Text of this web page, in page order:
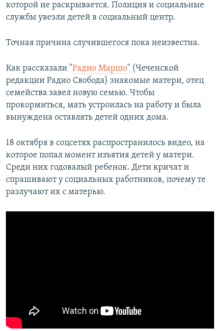
Все сайты РСЕ/РС
которой не раскрывается. Полиция и социальные
службы увезли детей в социальный центр.
Точная причина случившегося пока неизвестна.
Как рассказали "Радио Маршо" (Чеченской
редакции Радио Свобода) знакомые матери, отец
семейства завел новую семью. Чтобы
прокормиться, мать устроилась на работу и была
вынуждена оставлять детей одних дома.
18 октября в соцсетях распространилось видео, на
которое попал момент изъятия детей у матери.
Среди них годовалый ребенок. Дети кричат и
спрашивают у социальных работников, почему те
разлучают их с матерью.